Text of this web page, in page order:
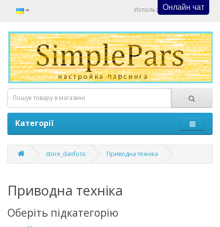
Используйте Онлайн Чат
Категорії
store_danfoss Приводна техніка
Приводна техніка
Оберіть підкатегорію
Онлайн чат